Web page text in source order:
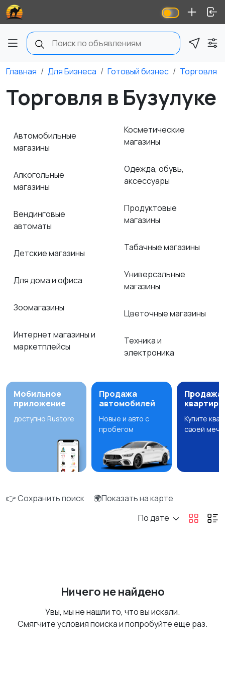
Главная Для Бизнеса Готовый бизнес Торговля
Торговля в Бузулуке
Автомобильные
магазины
Алкогольные
магазины
Вендинговые
автоматы
Детские магазины
Для дома и офиса
Зоомагазины
Интернет магазины и
маркетплейсы
Косметические
магазины
Одежда, обувь,
аксессуары
Продуктовые
магазины
Табачные магазины
Универсальные
магазины
Цветочные магазины
Техника и
электроника
Мобильное
приложение
доступно Rustore
Продажа
автомобилей
Новые и авто с
пробегом
Продажа
квартир
Купите
своей
👉 Сохранить поиск
🌍Показать на карте
По дате
Ничего не найдено
Увы, мы не нашли то, что вы искали.
Смягчите условия поиска и попробуйте еще раз.